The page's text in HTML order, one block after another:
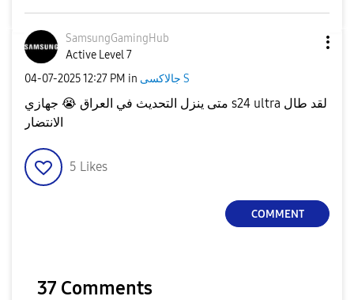
SamsungGamingHub
Active Level 7
‎04-07-202512:27 PM in جالاكسى S
متى ينزل التحديث في العراق 😭 جهازي s24 ultra لقد طال
الانتضار
5 Likes
COMMENT
37 Comments